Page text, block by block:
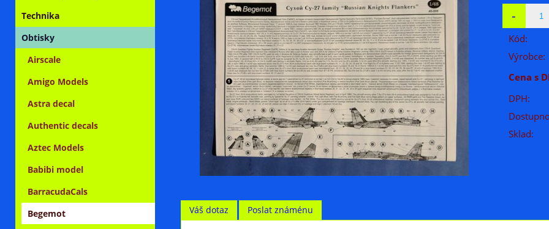
Kód:
Výrobce:
Cena s
DPH:
Sklad:
Váš dotaz Poslat známénu
Technika
Obtisky
Airscale
Amigo Models
Astra decal
Authentic decals
Aztec Models
Babibi model
BarracudaCals
Begemot